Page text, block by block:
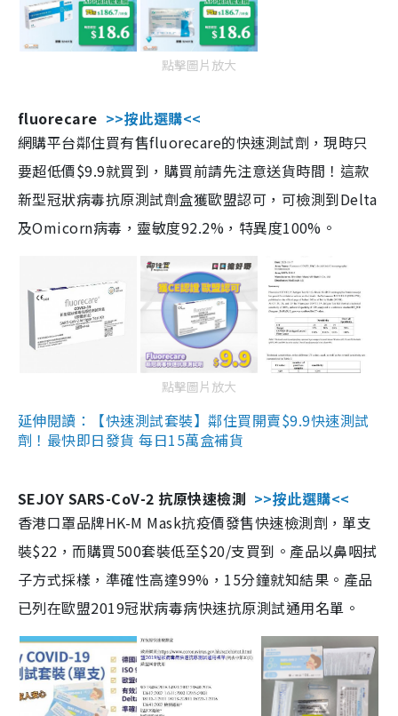
點擊圖片放大
fluorecare >>按此選購<<
網購平台鄰住買有售fluorecare的快速測試劑，現時只
要超低價$9.9就買到，購買前請先注意送貨時間！這款
新型冠狀病毒抗原測試劑盒獲歐盟認可，可檢測到Delta
及Omicorn病毒，靈敏度92.2%，特異度100%。
點擊圖片放大
延伸閱讀：【快速測試套裝】鄰住買開賣$9.9快速測試
劑！最快即日發貨 每日15萬盒補貨
SEJOY SARS-CoV-2 抗原快速檢測 >>按此選購<<
香港口罩品牌HK-M Mask抗疫價發售快速檢測劑，單支
裝$22，而購買500套裝低至$20/支買到。產品以鼻咽拭
子方式採樣，準確性高達99%，15分鐘就知結果。產品
已列在歐盟2019冠狀病毒病快速抗原測試通用名單。